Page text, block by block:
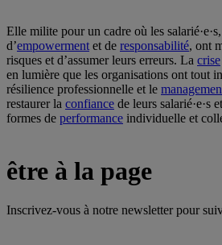
Elle milite pour un cadre où les
d’empowerment et de responsabilité, ont
risques et d’assumer leurs erreurs. La crise
en lumière que les organisations ont tout
résilience professionnelle et le
restaurer la confiance de leurs salarié·e·s
formes de performance individuelle et
être à la page
Inscrivez-vous à notre newsletter pour